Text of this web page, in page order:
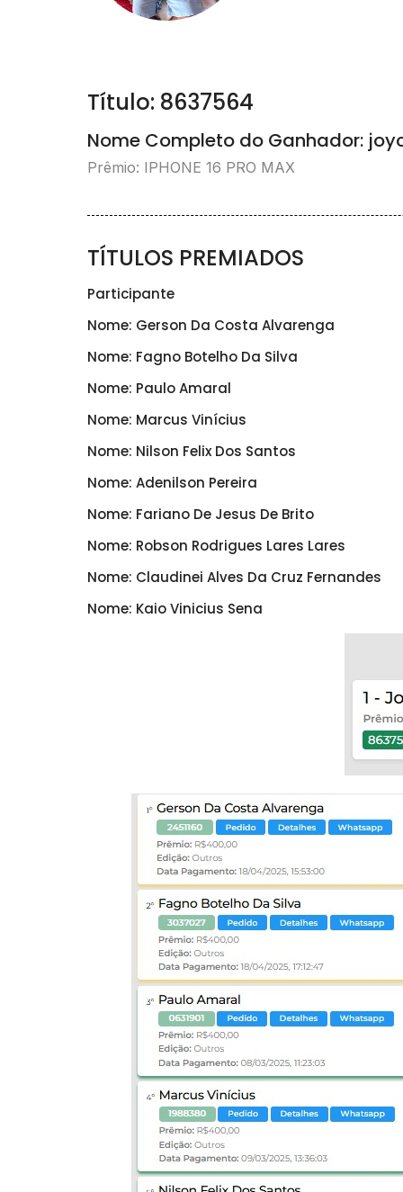
Título: 8637564
Nome Completo do Ganhador:
Prêmio: IPHONE 16 PRO MAX
TÍTULOS PREMIADOS
Participante
Nome: Gerson Da Costa Alvarenga
Nome: Fagno Botelho Da Silva
Nome: Paulo Amaral
Nome: Marcus Vinícius
Nome: Nilson Felix Dos Santos
Nome: Adenilson Pereira
Nome: Fariano De Jesus De Brito
Nome: Robson Rodrigues Lares Lares
Nome: Claudinei Alves Da Cruz Fernandes
Nome: Kaio Vinicius Sena